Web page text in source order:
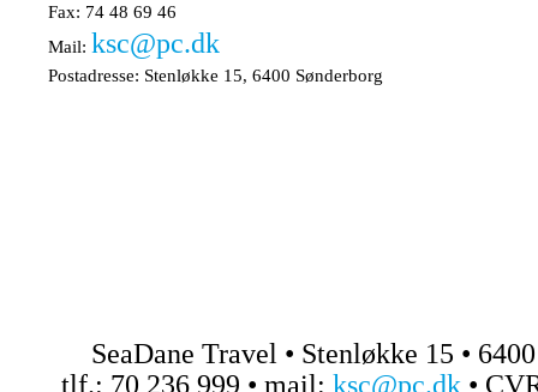
Fax: 74 48 69 46
Mail: ksc@pc.dk
Postadresse: Stenløkke 15, 6400 Sønderborg
SeaDane Travel • Stenløkke 15 •
tlf.: 70 236 999 • mail: ksc@pc.dk•